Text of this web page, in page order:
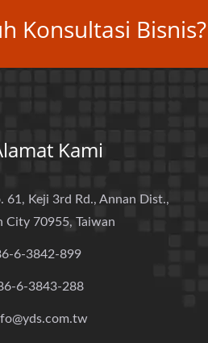
Konsultasi Bisnis?
Kami
61, Keji 3rd Rd., Annan Dist.,
City 70955, Taiwan
6-3842-899
6-3843-288